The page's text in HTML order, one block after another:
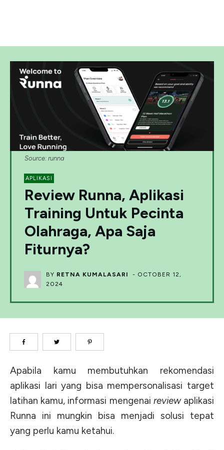
Source: runna
APLIKASI
Review Runna, Aplikasi
Training Untuk Pecinta
Olahraga, Apa Saja
Fiturnya?
BY RETNA KUMALASARI - OCTOBER 12,
2024
Apabila kamu membutuhkan rekomendasi
aplikasi lari yang bisa mempersonalisasi target
latihan kamu, informasi mengenai reviewaplikasi
Runna ini mungkin bisa menjadi solusi tepat
yang perlu kamu ketahui.